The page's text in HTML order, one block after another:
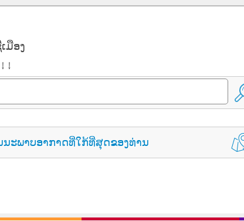
ມືອງ
↓
ະພາບອາກາດທີ່ໃກ້ທີ່ສຸດຂອງທ່ານ